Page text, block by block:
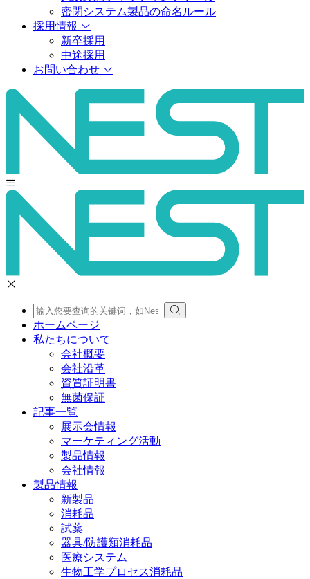
密閉システム製品の命名ルール
採用情報
新卒採用
中途採用
お問い合わせ
ホームページ
私たちについて
会社概要
会社沿革
資質証明書
無菌保証
記事一覧
展示会情報
マーケティング活動
製品情報
会社情報
製品情報
新製品
消耗品
試薬
器具/防護類消耗品
医療システム
生物工学プロセス消耗品